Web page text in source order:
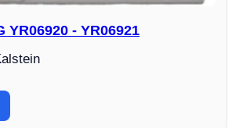
YR06920 - YR06921